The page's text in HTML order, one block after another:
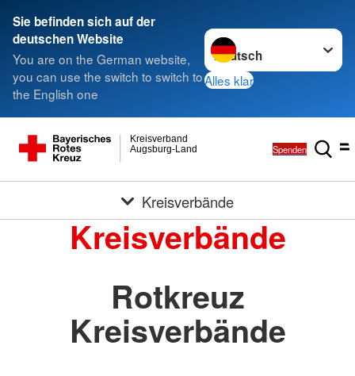
Sie befinden sich auf der
deutschen Website
You are on the German website,
you can use the switch to switch to
the English one
Sprache wechseln zu
Alles klar
Augsburg-Land
Kreisverband
Spenden
Kreisverbände
Kreisverbände
Rotkreuz
Kreisverbände